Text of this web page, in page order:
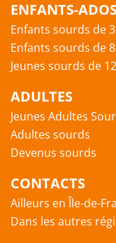
ENFANTS-
Enfants sourds de
Enfants sourds de
Jeunes sourds de
ADULTES
Jeunes Adultes
Adultes sourds
Devenus sourds
CONTACTS
Ailleurs en Île-de-
Dans les autres